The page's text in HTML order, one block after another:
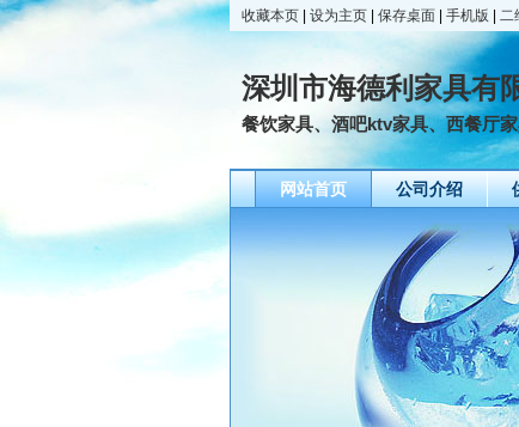
收藏本页 设为主页 保存桌面 手机版 二
深圳市海德利家具有
餐饮家具、酒吧ktv家具、西餐厅
网站首页 公司介绍